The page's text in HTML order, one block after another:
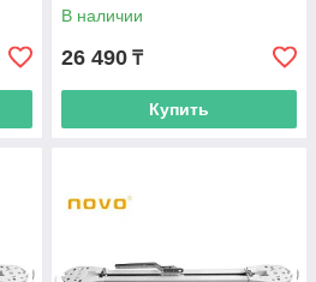
В наличии
26 490 ₸
Купить